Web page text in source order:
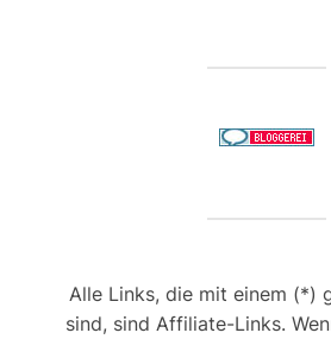
Alle Links, die mit einem (*)
sind, sind Affiliate-Links.